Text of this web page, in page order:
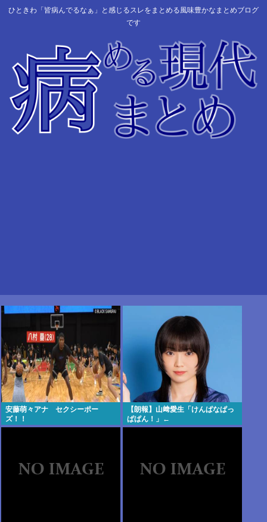
ひときわ「皆病んでるなぁ」と感じるスレをまとめる風味豊かなまとめブログ
です
安藤萌々アナ セクシーポー
ズ！！
【朗報】山﨑愛生「けんぱなぱっ
ぱぱん！」←